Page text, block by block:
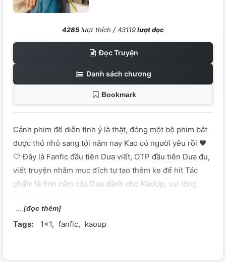
4285 lượt thích /43119lượt đọc
Đọc Truyện
Danh sách chương
Bookmark
Cảnh phim để diễn tình ý là thật, đóng một bộ phim bắt
được thỏ nhỏ sang tới năm nay Kao có người yêu rồi 🖤
🤍 Đây là Fanfic đầu tiên Dưa viết, OTP đầu tiên Dưa đu,
viết truyện nhằm mục đích tự tạo thêm ke để hít Tác
phẩm là tình cảm của Dưa dành cho KaoUp, vui lòng
[đọc thêm]
Tags: 1x1 fanfic kaoup